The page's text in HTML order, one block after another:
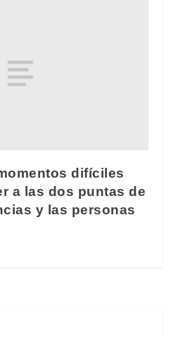
difíciles
a las dos puntas de
y las personas